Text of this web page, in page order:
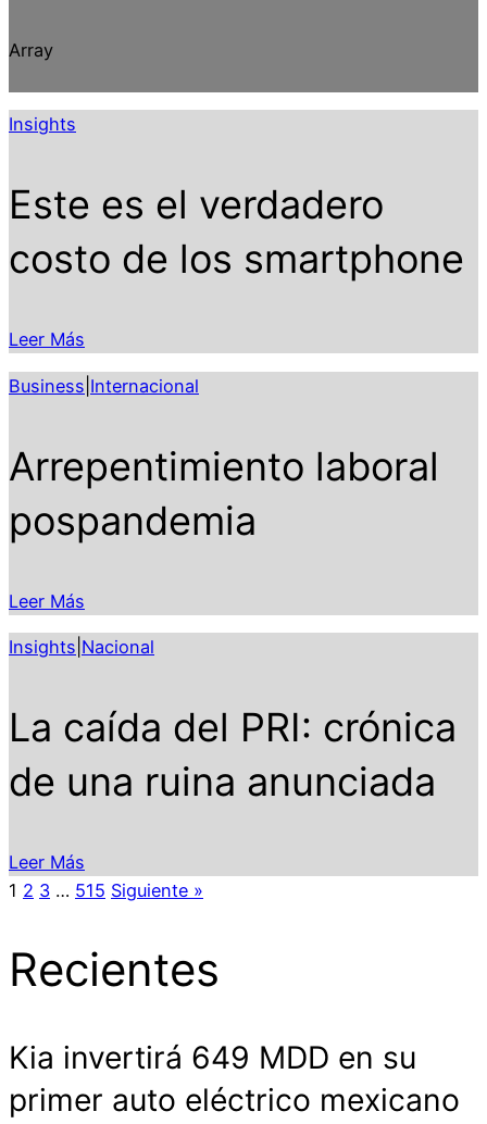
Array
Insights
Este es el verdadero
costo de los smartphone
Leer Más
Business Internacional
Arrepentimiento laboral
pospandemia
Leer Más
Insights Nacional
La caída del PRI: crónica
de una ruina anunciada
Leer Más
1 2 3 … 515 Siguiente »
Recientes
Kia invertirá 649 MDD en su
primer auto eléctrico mexicano